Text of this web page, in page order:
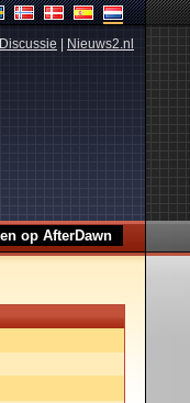
Discussie Nieuws2.nl